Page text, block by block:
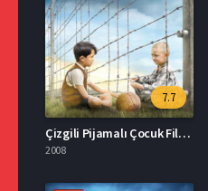
7.7
Çizgili Pijamalı Çocuk Film İzle
2008